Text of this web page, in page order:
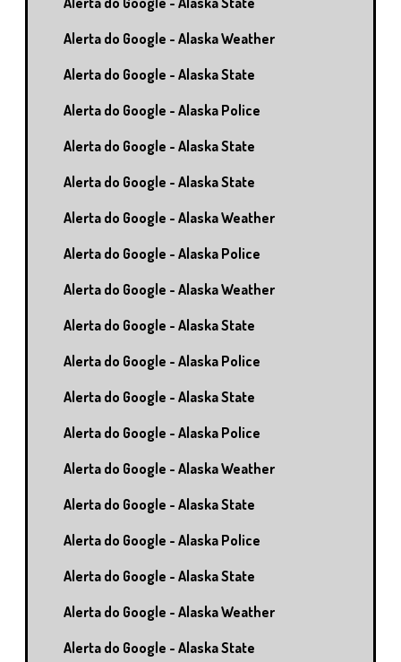
Alerta do Google - Alaska Weather
Alerta do Google - Alaska State
Alerta do Google - Alaska Police
Alerta do Google - Alaska State
Alerta do Google - Alaska State
Alerta do Google - Alaska Weather
Alerta do Google - Alaska Police
Alerta do Google - Alaska Weather
Alerta do Google - Alaska State
Alerta do Google - Alaska Police
Alerta do Google - Alaska State
Alerta do Google - Alaska Police
Alerta do Google - Alaska Weather
Alerta do Google - Alaska State
Alerta do Google - Alaska Police
Alerta do Google - Alaska State
Alerta do Google - Alaska Weather
Alerta do Google - Alaska State